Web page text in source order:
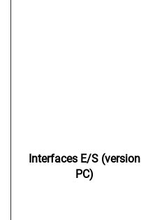
Interfaces E/S (version
PC)